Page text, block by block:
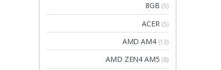
8GB (5)
ACER (5)
AMD AM4 (13)
AMD ZEN4 AM5 (8)